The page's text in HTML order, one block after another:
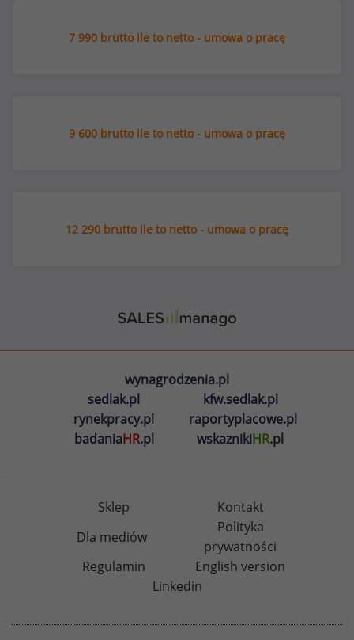
7 990 brutto ile to netto - umowa o pracę
9 600 brutto ile to netto - umowa o pracę
12 290 brutto ile to netto - umowa o pracę
wynagrodzenia.pl
sedlak.pl
kfw.sedlak.pl
rynekpracy.pl
raportyplacowe.pl
badaniaHR.pl wskaznikiHR.pl
Sklep
Kontakt
Dla mediów
Polityka
prywatności
Regulamin
English version
Linkedin